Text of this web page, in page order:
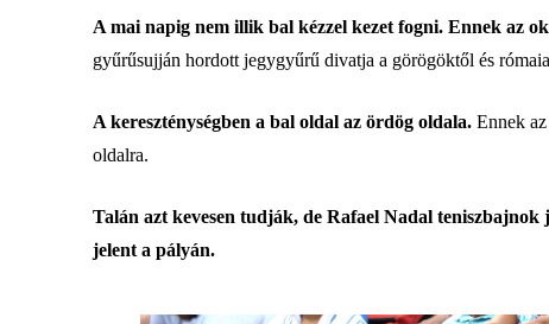
A mai napig nem illik bal kézzel kezet fogni. Ennek az
gyűrűsujján hordott jegygyűrű divatja a görögöktől és
A kereszténységben a bal oldal az ördög oldala. Ennek
oldalra.
Talán azt kevesen tudják, de Rafael Nadal
jelent a pályán.